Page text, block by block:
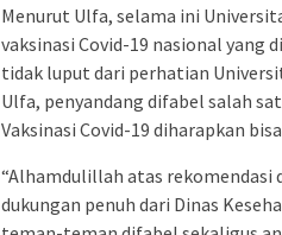
Menurut Ulfa, selama ini
vaksinasi Covid-19 nasional
tidak luput dari perhatian
Ulfa, penyandang difabel salah
Vaksinasi Covid-19 diharapkan
“Alhamdulillah atas rekomendasi
dukungan penuh dari Dinas